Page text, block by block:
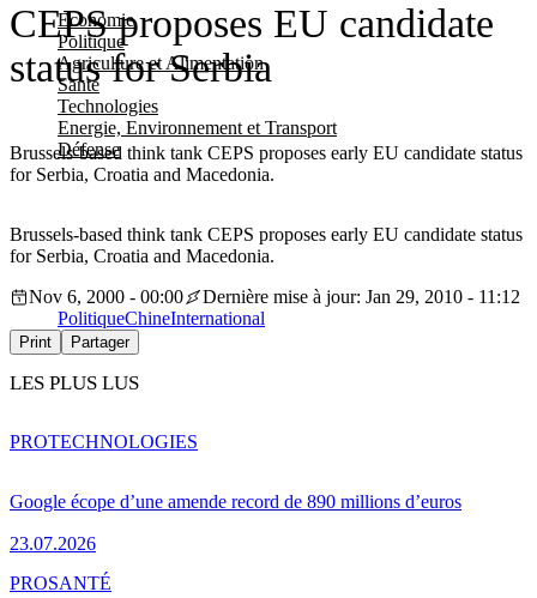
Economie
Politique
Agriculture et Alimentation
Santé
Technologies
Energie, Environnement et Transport
Défense
CEPS proposes EU candidate
status for Serbia
Brussels-based think tank CEPS proposes early EU candidate status
for Serbia, Croatia and Macedonia.
Brussels-based think tank CEPS proposes early EU candidate status
for Serbia, Croatia and Macedonia.
Nov 6, 2000 - 00:00
Dernière mise à jour: Jan 29, 2010 - 11:12
PolitiqueChineInternational
Print Partager
LES PLUS LUS
Google écope d’une amende record de 890 millions d’euros
23.07.2026
PROTECHNOLOGIES
PROSANTÉ